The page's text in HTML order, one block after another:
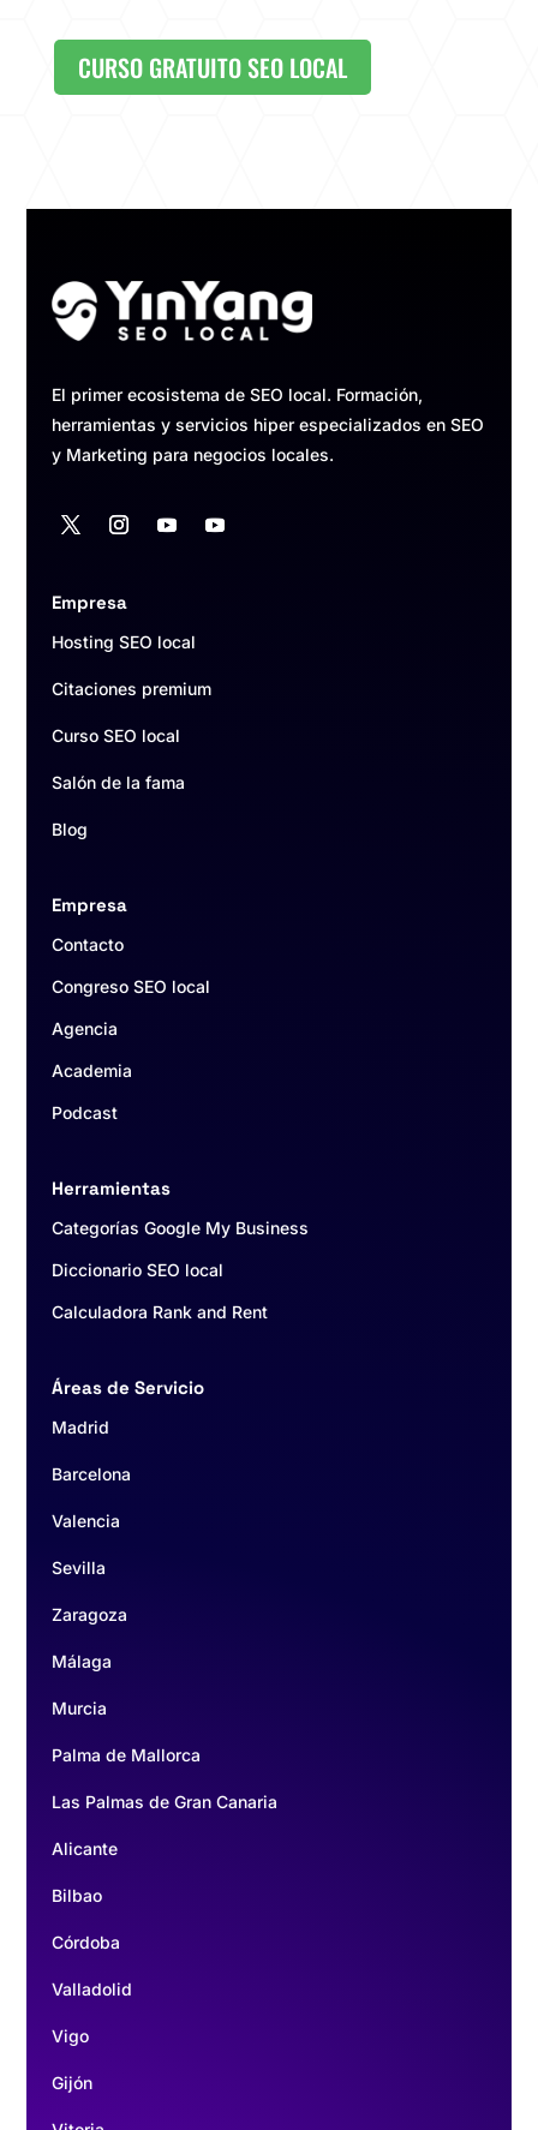
CURSO GRATUITO SEO LOCAL
El primer ecosistema de SEO local. Formación,
herramientas y servicios hiper especializados en SEO
y Marketing para negocios locales.
Empresa
Hosting SEO local
Citaciones premium
Curso SEO local
Salón de la fama
Blog
Empresa
Contacto
Congreso SEO local
Agencia
Academia
Podcast
Herramientas
Categorías Google My Business
Diccionario SEO local
Calculadora Rank and Rent
Áreas de Servicio
Madrid
Barcelona
Valencia
Sevilla
Zaragoza
Málaga
Murcia
Palma de Mallorca
Las Palmas de Gran Canaria
Alicante
Bilbao
Córdoba
Valladolid
Vigo
Gijón